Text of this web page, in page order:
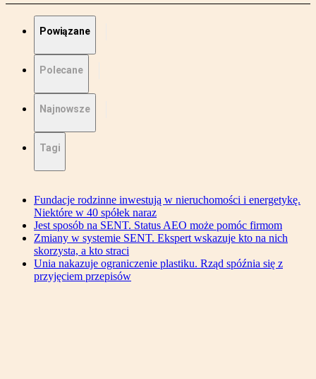
Powiązane
Polecane
Najnowsze
Tagi
Fundacje rodzinne inwestują w nieruchomości i energetykę.
Niektóre w 40 spółek naraz
Jest sposób na SENT. Status AEO może pomóc firmom
Zmiany w systemie SENT. Ekspert wskazuje kto na nich
skorzysta, a kto straci
Unia nakazuje ograniczenie plastiku. Rząd spóźnia się z
przyjęciem przepisów